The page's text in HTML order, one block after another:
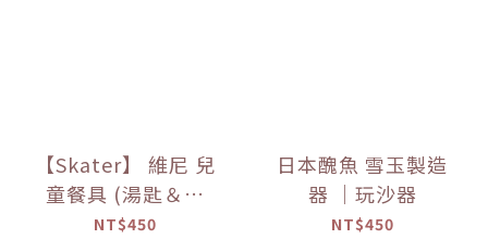
【Skater】 維尼 兒
童餐具 (湯匙＆叉
子)
NT$450
日本醜魚 雪玉製造
器 ｜玩沙器
NT$450